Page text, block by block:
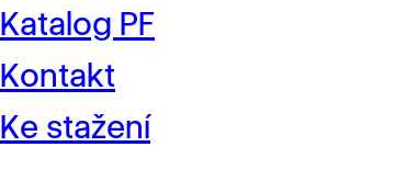
Katalog PF
Kontakt
Ke stažení